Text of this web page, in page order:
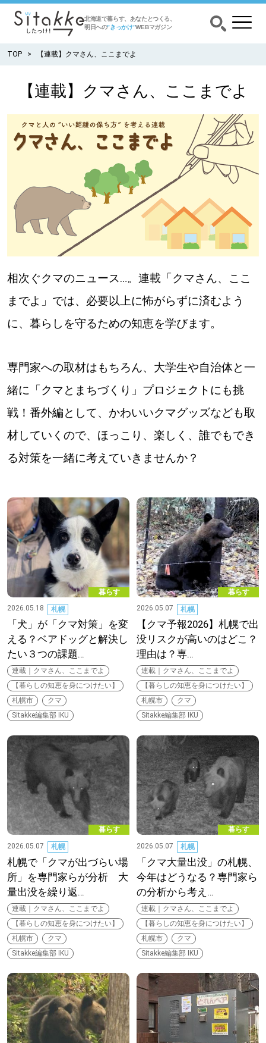
北海道で暮らす、あなたとつくる、
明日への”きっかけ”WEBマガジン
北海道で暮らす、あなたとつくる、
明日への”きっかけ”WEBマガジン
CATEGORY
食べる
みがく
深める
ゆるむ
SitakkeTV
all
札幌
道南
道東
KEYWORD キーワード
Sitakke編集部あい
【いろんな価値観や生き方に触れたい】
Sitakke編集部 IKU
【暮らしの知恵を身につけたい】
【まったり楽しみたい】 札幌市
【札幌のお気に入りを見つけたい】
【道央のお気に入りを見つけたい】
【道北のお気に入りを見つけたい】
【道東のお気に入りを見つけたい】
TOP 【連載】クマさん、ここまでよ
【連載】クマさん、ここまでよ
相次ぐクマのニュース…。連載「クマさん、ここ
までよ」では、必要以上に怖がらずに済むよう
に、暮らしを守るための知恵を学びます。
専門家への取材はもちろん、大学生や自治体と一
緒に「クマとまちづくり」プロジェクトにも挑
戦！番外編として、かわいいクマグッズなども取
材していくので、ほっこり、楽しく、誰でもでき
る対策を一緒に考えていきませんか？
暮らす
2026.05.18
札幌
「犬」が「クマ対策」を変
える？ベアドッグと解決し
たい３つの課題…
連載｜クマさん、ここまでよ
【暮らしの知恵を身につけたい】
札幌市
クマ
Sitakke編集部 IKU
暮らす
2026.05.07
札幌
【クマ予報2026】札幌で出
没リスクが高いのはどこ？
理由は？専…
連載｜クマさん、ここまでよ
【暮らしの知恵を身につけたい】
札幌市
クマ
Sitakke編集部 IKU
暮らす
2026.05.07
札幌
札幌で「クマが出づらい場
所」を専門家らが分析 大
量出没を繰り返…
連載｜クマさん、ここまでよ
【暮らしの知恵を身につけたい】
札幌市
クマ
Sitakke編集部 IKU
暮らす
2026.05.07
札幌
「クマ大量出没」の札幌、
今年はどうなる？専門家ら
の分析から考え…
連載｜クマさん、ここまでよ
【暮らしの知恵を身につけたい】
札幌市
クマ
Sitakke編集部 IKU